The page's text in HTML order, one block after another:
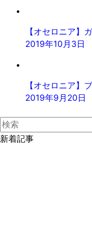
【オセロニア】
2019年10月3日
【オセロニア】
2019年9月20日
新着記事